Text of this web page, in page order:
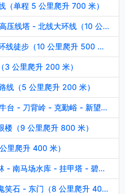
（单程 5 公里爬升 700 米）
95. 凤凰岭后山南线 - 高压线塔 - 北线大环线（10 公里爬升 1000 米）
96. 野三坡百里峡景区环线徒步（10 公里爬升 500 米）
3 公里爬升 200 米）
线（5 公里爬升 200 米）
99. 香山【佟家村 - 卧牛台 - 刀背岭 - 克勤峪 - 新望京台环线】（12 公里爬升 800 米）
（9 公里爬升 800 米）
里爬升 400 米）
102. 香山小环线 快活林 - 南马场水库 - 挂甲塔 - 碧云寺（12 公里爬升 600 米）
103. 西山公园 东门 - 鬼笑石 - 东门（8 公里爬升 400 米）